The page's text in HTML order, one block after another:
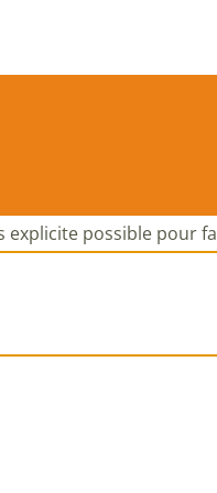
explicite possible pour